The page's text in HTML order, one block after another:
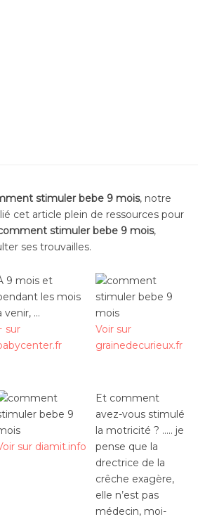
stimuler bebe 9 mois, notre
cet article plein de ressources pour
stimuler bebe 9 mois,
ses trouvailles.
9 mois et
les mois
venir, …
sur
Voir sur
grainedecurieux.fr
sur diamit.info
Et comment
avez-vous stimulé
la motricité ? ….. je
pense que la
drectrice de la
crêche exagère,
elle n’est pas
médecin, moi-